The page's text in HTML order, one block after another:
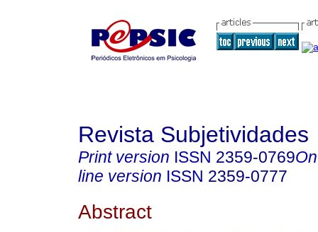
Revista Subjetividades
Print version ISSN 2359-0769
line version ISSN 2359-0777
Abstract